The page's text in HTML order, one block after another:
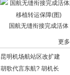
国航无缝衔接完成活体
更多
昆明机场航站区改扩建
胡歌代言东航? 胡机长